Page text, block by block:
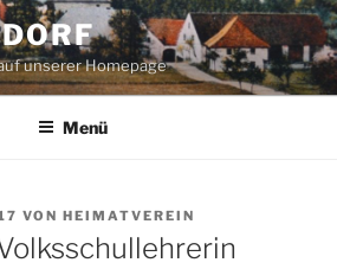
unserer Homepage
Menü
VON HEIMATVEREIN